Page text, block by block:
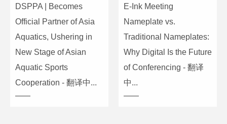
DSPPA | Becomes
Official Partner of Asia
Aquatics, Ushering in
New Stage of Asian
Aquatic Sports
Cooperation - 翻译中...
E-Ink Meeting
Nameplate vs.
Traditional Nameplates:
Why Digital Is the Future
of Conferencing - 翻译
中...